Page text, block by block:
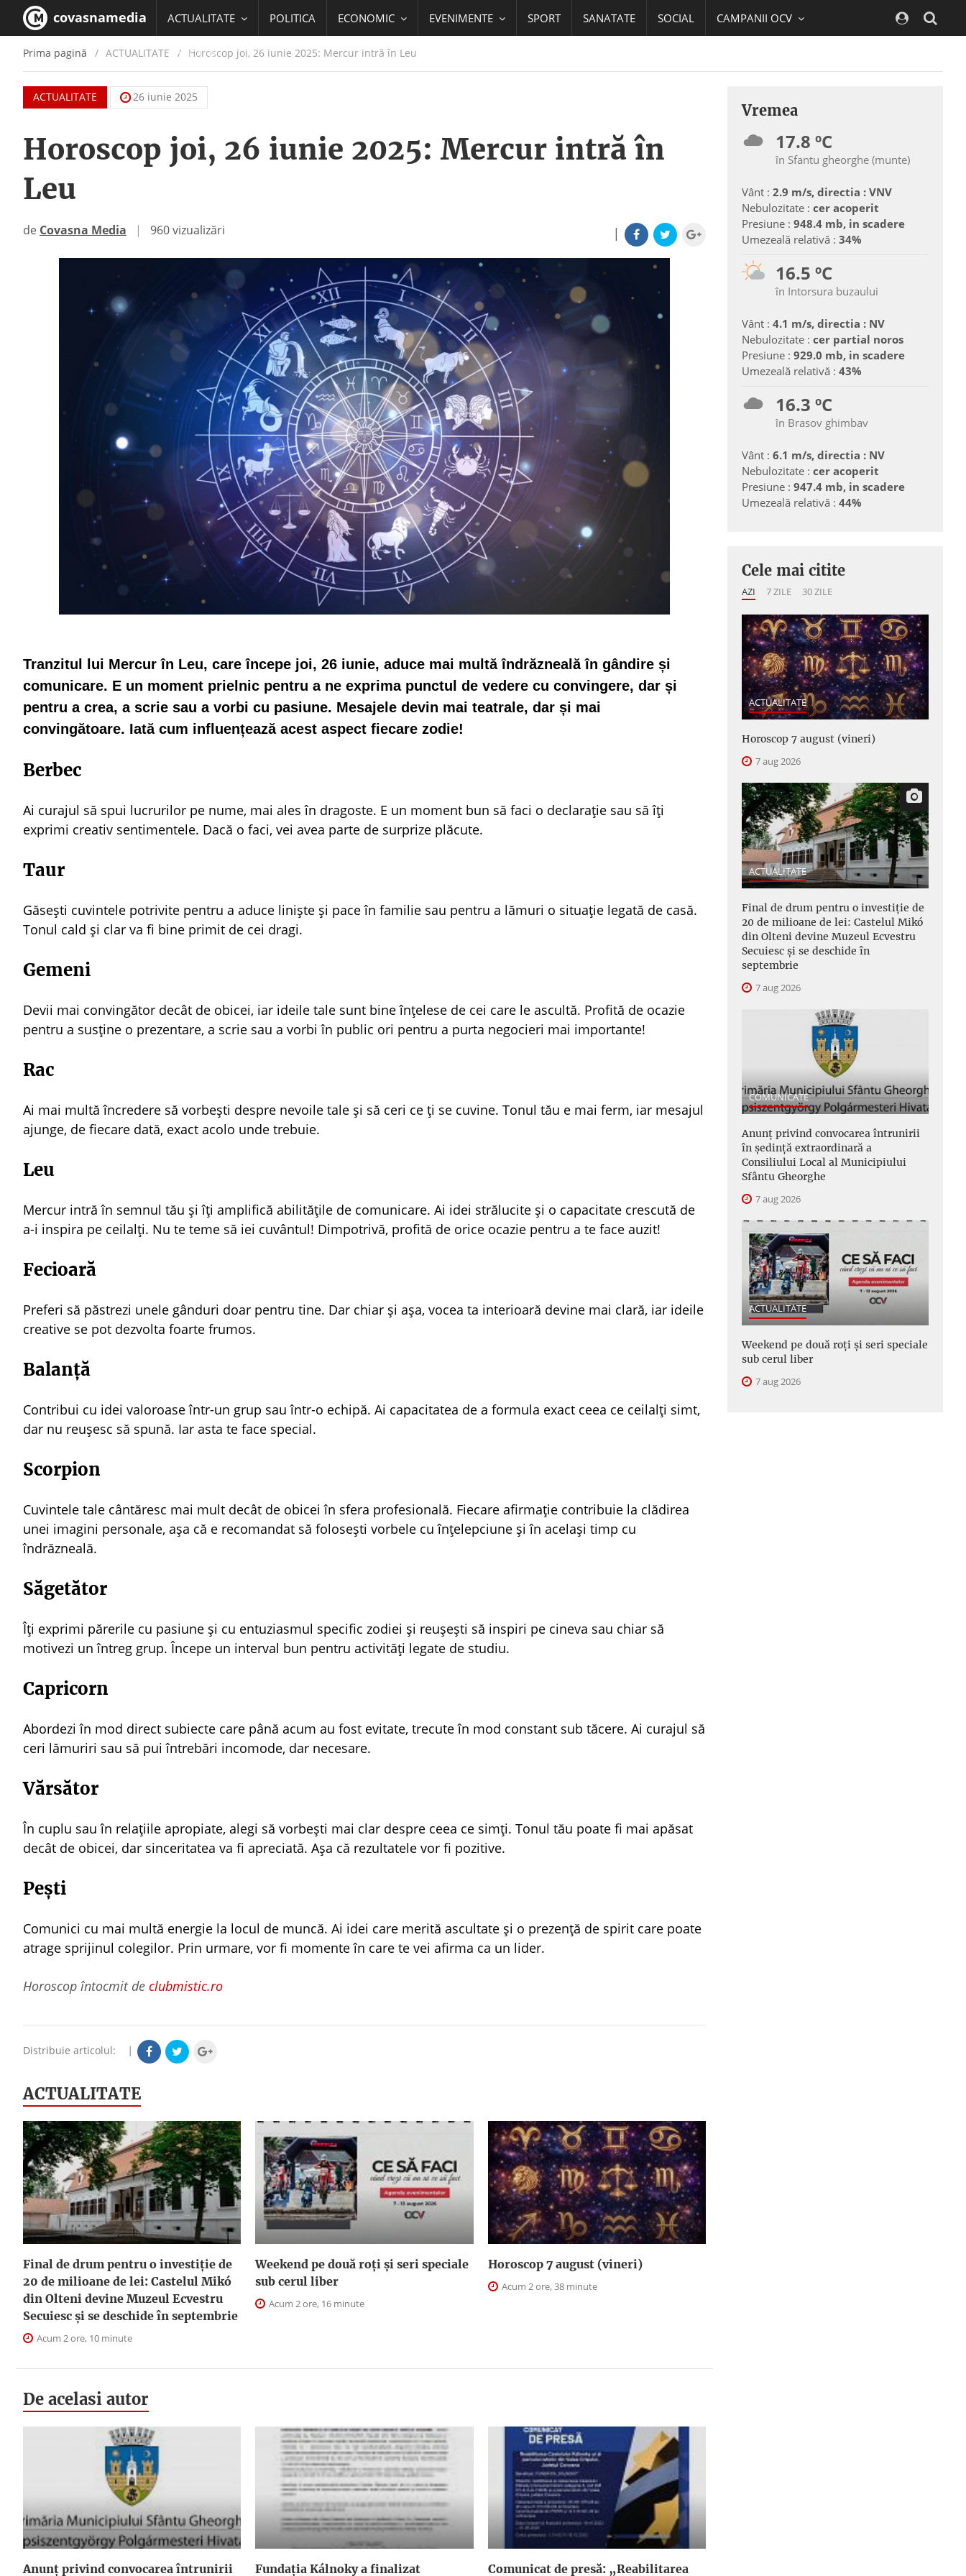
covasnamedia ACTUALITATE POLITICA ECONOMIC EVENIMENTE SPORT SANATATE SOCIAL CAMPANII OCV
EDUCATIE
Prima pagină ACTUALITATE / Horoscop joi, 26 iunie 2025: Mercur intră în Leu
ACTUALITATE 26 iunie 2025
Horoscop joi, 26 iunie 2025: Mercur intră în
Leu
|
de Covasna Media | 960 vizualizări
Tranzitul lui Mercur în Leu, care începe joi, 26 iunie, aduce mai multă îndrăzneală în gândire și
comunicare. E un moment prielnic pentru a ne exprima punctul de vedere cu convingere, dar și
pentru a crea, a scrie sau a vorbi cu pasiune. Mesajele devin mai teatrale, dar și mai
convingătoare. Iată cum influențează acest aspect fiecare zodie!
Berbec
Ai curajul să spui lucrurilor pe nume, mai ales în dragoste. E un moment bun să faci o declarație sau să îți
exprimi creativ sentimentele. Dacă o faci, vei avea parte de surprize plăcute.
Taur
Găsești cuvintele potrivite pentru a aduce liniște și pace în familie sau pentru a lămuri o situație legată de casă.
Tonul cald și clar va fi bine primit de cei dragi.
Gemeni
Devii mai convingător decât de obicei, iar ideile tale sunt bine înțelese de cei care le ascultă. Profită de ocazie
pentru a susține o prezentare, a scrie sau a vorbi în public ori pentru a purta negocieri mai importante!
Rac
Ai mai multă încredere să vorbești despre nevoile tale și să ceri ce ți se cuvine. Tonul tău e mai ferm, iar mesajul
ajunge, de fiecare dată, exact acolo unde trebuie.
Leu
Mercur intră în semnul tău și îți amplifică abilitățile de comunicare. Ai idei strălucite și o capacitate crescută de
a-i inspira pe ceilalți. Nu te teme să iei cuvântul! Dimpotrivă, profită de orice ocazie pentru a te face auzit!
Fecioară
Preferi să păstrezi unele gânduri doar pentru tine. Dar chiar și așa, vocea ta interioară devine mai clară, iar ideile
creative se pot dezvolta foarte frumos.
Balanță
Contribui cu idei valoroase într-un grup sau într-o echipă. Ai capacitatea de a formula exact ceea ce ceilalți simt,
dar nu reușesc să spună. Iar asta te face special.
Scorpion
Cuvintele tale cântăresc mai mult decât de obicei în sfera profesională. Fiecare afirmație contribuie la clădirea
unei imagini personale, așa că e recomandat să folosești vorbele cu înțelepciune și în același timp cu
îndrăzneală.
Săgetător
Îți exprimi părerile cu pasiune și cu entuziasmul specific zodiei și reușești să inspiri pe cineva sau chiar să
motivezi un întreg grup. Începe un interval bun pentru activități legate de studiu.
Capricorn
Abordezi în mod direct subiecte care până acum au fost evitate, trecute în mod constant sub tăcere. Ai curajul să
ceri lămuriri sau să pui întrebări incomode, dar necesare.
Vărsător
În cuplu sau în relațiile apropiate, alegi să vorbești mai clar despre ceea ce simți. Tonul tău poate fi mai apăsat
decât de obicei, dar sinceritatea va fi apreciată. Așa că rezultatele vor fi pozitive.
Pești
Comunici cu mai multă energie la locul de muncă. Ai idei care merită ascultate și o prezență de spirit care poate
atrage sprijinul colegilor. Prin urmare, vor fi momente în care te vei afirma ca un lider.
Horoscop întocmit de clubmistic.ro
Distribuie articolul: |
ACTUALITATE
Final de drum pentru o investiție de
20 de milioane de lei: Castelul Mikó
din Olteni devine Muzeul Ecvestru
Secuiesc și se deschide în septembrie
Acum 2 ore, 10 minute
Weekend pe două roți și seri speciale
sub cerul liber
Acum 2 ore, 16 minute
Horoscop 7 august (vineri)
Acum 2 ore, 38 minute
De acelasi autor
Anunţ privind convocarea întrunirii Fundația Kálnoky a finalizat Comunicat de presă: „Reabilitarea
Vremea
17.8 ºC
în Sfantu gheorghe (munte)
Vânt : 2.9 m/s, directia : VNV
Nebulozitate : cer acoperit
Presiune : 948.4 mb, in scadere
Umezeală relativă : 34%
16.5 ºC
în Intorsura buzaului
Vânt : 4.1 m/s, directia : NV
Nebulozitate : cer partial noros
Presiune : 929.0 mb, in scadere
Umezeală relativă : 43%
16.3 ºC
în Brasov ghimbav
Vânt : 6.1 m/s, directia : NV
Nebulozitate : cer acoperit
Presiune : 947.4 mb, in scadere
Umezeală relativă : 44%
Cele mai citite
AZI 7 ZILE 30 ZILE
ACTUALITATE
Horoscop 7 august (vineri)
7 aug 2026
ACTUALITATE
Final de drum pentru o investiție de
20 de milioane de lei: Castelul Mikó
din Olteni devine Muzeul Ecvestru
Secuiesc și se deschide în
septembrie
7 aug 2026
COMUNICATE
Anunţ privind convocarea întrunirii
în şedinţă extraordinară a
Consiliului Local al Municipiului
Sfântu Gheorghe
7 aug 2026
ACTUALITATE
Weekend pe două roți și seri speciale
sub cerul liber
7 aug 2026